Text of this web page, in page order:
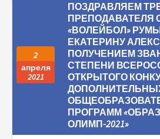
2
апреля
2021
ПОЗДРАВЛЯЕМ
ПРЕПОДАВАТЕЛЯ
«ВОЛЕЙБОЛ»
ЕКАТЕРИНУ
ПОЛУЧЕНИЕМ
СТЕПЕНИ
ОТКРЫТОГО
ПРОГРАММ
ОЛИМП-2021»